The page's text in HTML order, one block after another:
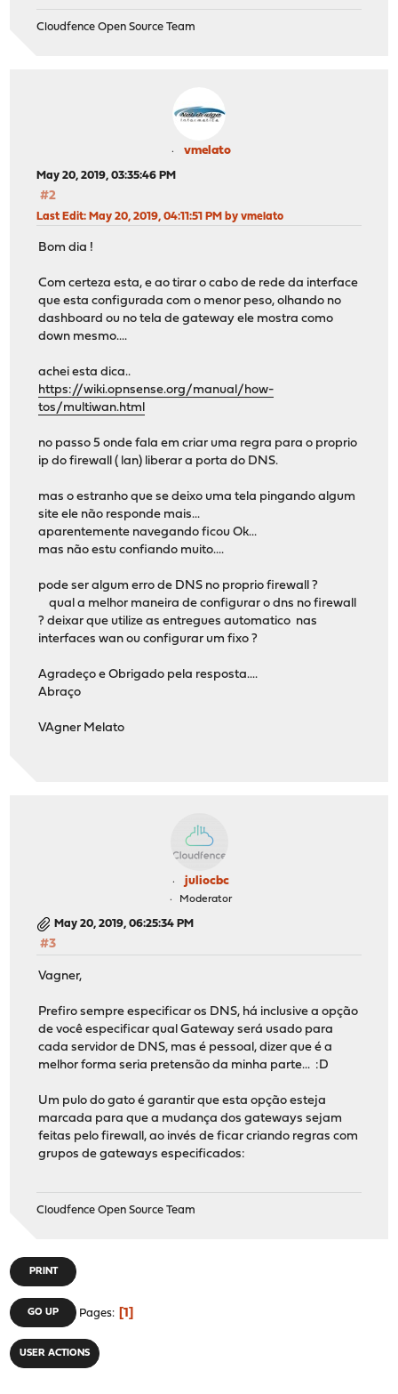
Cloudfence Open Source Team
vmelato
May 20, 2019, 03:35:46 PM
#2
Last Edit: May 20, 2019, 04:11:51 PM by vmelato
Bom dia !
Com certeza esta, e ao tirar o cabo de rede da interface
que esta configurada com o menor peso, olhando no
dashboard ou no tela de gateway ele mostra como
down mesmo....
achei esta dica..
https://wiki.opnsense.org/manual/how-
tos/multiwan.html
no passo 5 onde fala em criar uma regra para o proprio
ip do firewall ( lan) liberar a porta do DNS.
mas o estranho que se deixo uma tela pingando algum
site ele não responde mais...
aparentemente navegando ficou Ok...
mas não estu confiando muito....
pode ser algum erro de DNS no proprio firewall ?
qual a melhor maneira de configurar o dns no firewall
? deixar que utilize as entregues automatico nas
interfaces wan ou configurar um fixo ?
Agradeço e Obrigado pela resposta....
Abraço
VAgner Melato
juliocbc
Moderator
May 20, 2019, 06:25:34 PM
#3
Vagner,
Prefiro sempre especificar os DNS, há inclusive a opção
de você especificar qual Gateway será usado para
cada servidor de DNS, mas é pessoal, dizer que é a
melhor forma seria pretensão da minha parte... :D
Um pulo do gato é garantir que esta opção esteja
marcada para que a mudança dos gateways sejam
feitas pelo firewall, ao invés de ficar criando regras com
grupos de gateways especificados:
Cloudfence Open Source Team
PRINT
GO UP Pages 1
USER ACTIONS